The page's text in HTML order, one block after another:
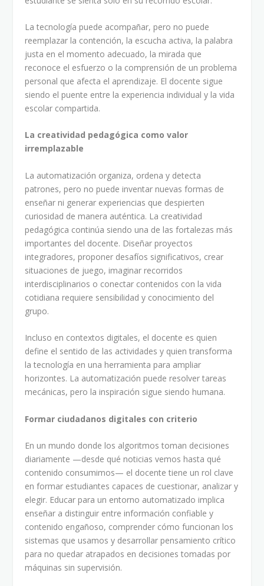
La tecnología puede acompañar, pero no puede
reemplazar la contención, la escucha activa, la palabra
justa en el momento adecuado, la mirada que
reconoce el esfuerzo o la comprensión de un problema
personal que afecta el aprendizaje. El docente sigue
siendo el puente entre la experiencia individual y la vida
escolar compartida.
La creatividad pedagógica como valor
irremplazable
La automatización organiza, ordena y detecta
patrones, pero no puede inventar nuevas formas de
enseñar ni generar experiencias que despierten
curiosidad de manera auténtica. La creatividad
pedagógica continúa siendo una de las fortalezas más
importantes del docente. Diseñar proyectos
integradores, proponer desafíos significativos, crear
situaciones de juego, imaginar recorridos
interdisciplinarios o conectar contenidos con la vida
cotidiana requiere sensibilidad y conocimiento del
grupo.
Incluso en contextos digitales, el docente es quien
define el sentido de las actividades y quien transforma
la tecnología en una herramienta para ampliar
horizontes. La automatización puede resolver tareas
mecánicas, pero la inspiración sigue siendo humana.
Formar ciudadanos digitales con criterio
En un mundo donde los algoritmos toman decisiones
diariamente —desde qué noticias vemos hasta qué
contenido consumimos— el docente tiene un rol clave
en formar estudiantes capaces de cuestionar, analizar y
elegir. Educar para un entorno automatizado implica
enseñar a distinguir entre información confiable y
contenido engañoso, comprender cómo funcionan los
sistemas que usamos y desarrollar pensamiento crítico
para no quedar atrapados en decisiones tomadas por
máquinas sin supervisión.